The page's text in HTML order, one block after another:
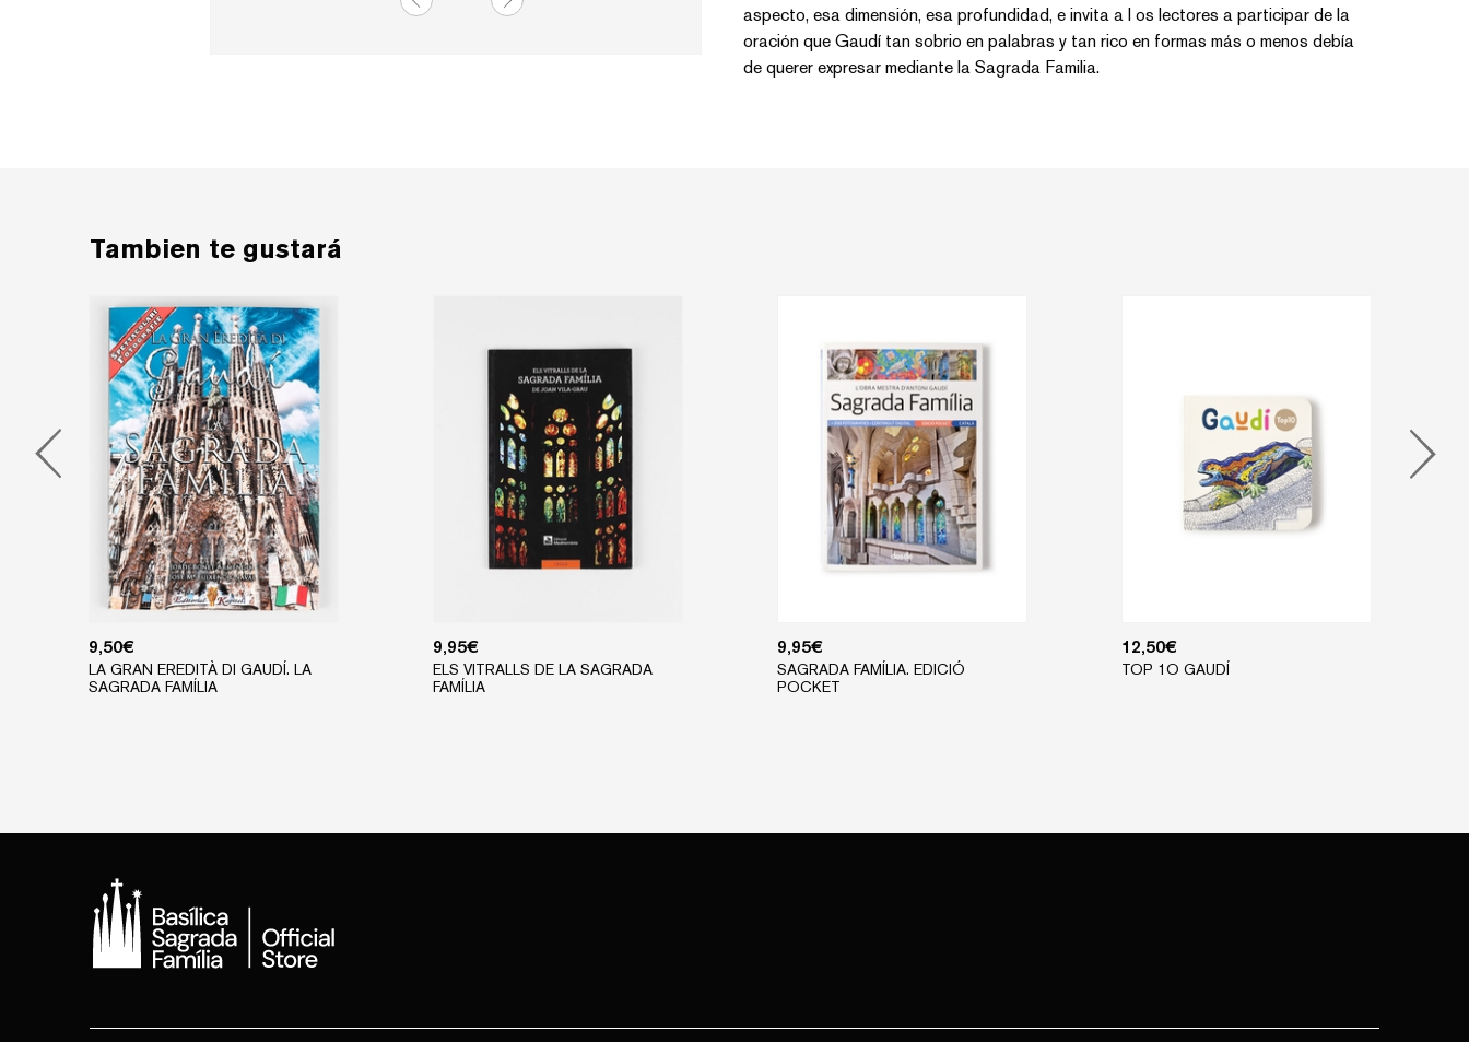
aspecto, esa dimensión, esa profundidad, e invita a l os lectores a participar de la
oración que Gaudí tan sobrio en palabras y tan rico en formas más o menos debía
de querer expresar mediante la Sagrada Familia.
Tambien te gustará
9,50€
LA GRAN EREDITÀ DI GAUDÍ. LA
SAGRADA FAMÍLIA
9,95€
ELS VITRALLS DE LA SAGRADA
FAMÍLIA
9,95€
SAGRADA FAMÍLIA. EDICIÓ
POCKET
12,50€
TOP 1O GAUDÍ